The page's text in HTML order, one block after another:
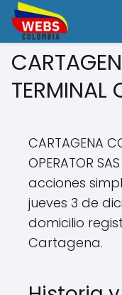
TERMINAL
CARTAGENA
OPERATOR
acciones
jueves 3 de
domicilio
Cartagena.